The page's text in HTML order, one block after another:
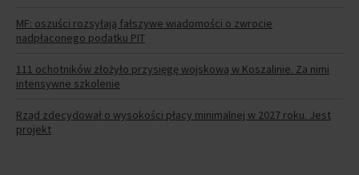
MF: oszuści rozsyłają fałszywe wiadomości o zwrocie
nadpłaconego podatku PIT
111 ochotników złożyło przysięgę wojskową w Koszalinie. Za nimi
intensywne szkolenie
Rząd zdecydował o wysokości płacy minimalnej w 2027 roku. Jest
projekt